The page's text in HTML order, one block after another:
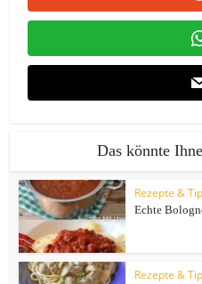
Das könnte
Rezepte &
Echte
Rezepte &